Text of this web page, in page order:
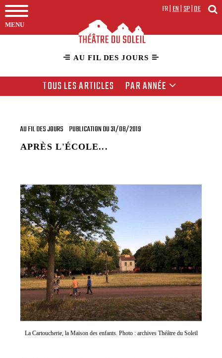
MENU
FR|EN|SP|DE
AU FIL DES JOURS
TOUS LES ARTICLES PAR ANNÉE
AU FIL DES JOURS PUBLICATION DU 31/08/2019
APRÈS L'ÉCOLE...
La Cartoucherie, la Maison des enfants. Photo : archives Théâtre du Soleil